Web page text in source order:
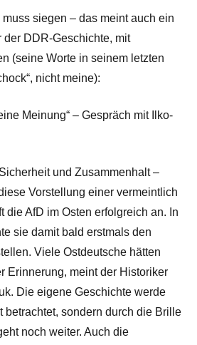
siegen – das meint auch ein
der DDR-Geschichte, mit
(seine Worte in seinem letzten
nicht meine):
Meinung“ – Gespräch mit Ilko-
und Zusammenhalt –
Vorstellung einer vermeintlich
die AfD im Osten erfolgreich an. In
sie damit bald erstmals den
Viele Ostdeutsche hätten
Erinnerung, meint der Historiker
Die eigene Geschichte werde
betrachtet, sondern durch die Brille
noch weiter. Auch die